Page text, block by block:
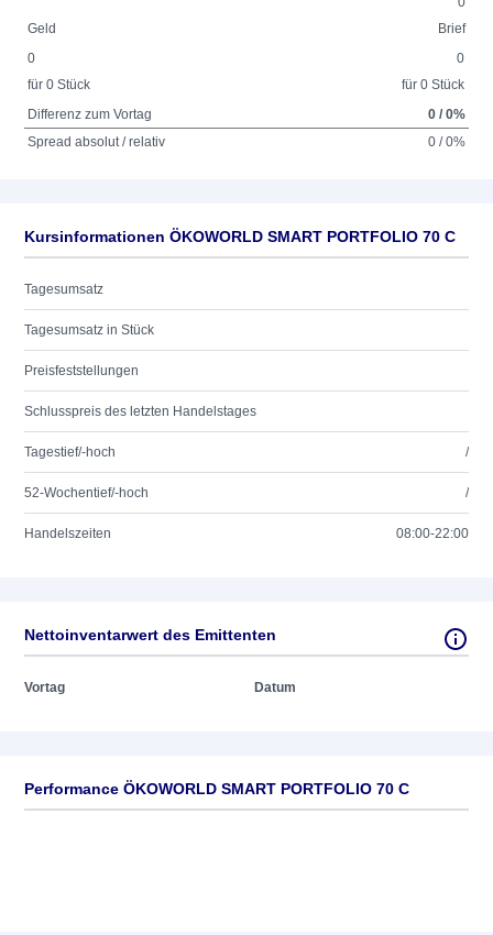
Geld
Brief
0
für 0 Stück
0
für 0 Stück
Differenz zum Vortag
0 / 0%
Spread absolut / relativ
0 / 0%
Kursinformationen ÖKOWORLD SMART PORTFOLIO 70 C
Tagesumsatz
Tagesumsatz in Stück
Preisfeststellungen
Schlusspreis des letzten Handelstages
Tagestief/-hoch /
52-Wochentief/-hoch /
Handelszeiten 08:00-22:00
Nettoinventarwert des Emittenten
Vortag Datum
Performance ÖKOWORLD SMART PORTFOLIO 70 C